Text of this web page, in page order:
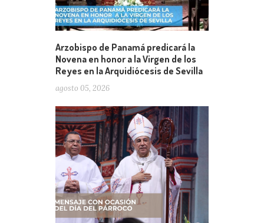
Arzobispo de Panamá predicará la
Novena en honor a la Virgen de los
Reyes en la Arquidiócesis de Sevilla
agosto 05, 2026